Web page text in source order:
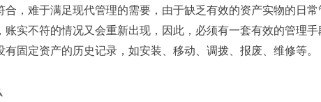
合，难于满足现代管理的需要，由于缺乏有效的资产实物的日
账实不符的情况又会重新出现，因此，必须有一套有效的管理
固定资产的历史记录，如安装、移动、调拨、报废、维修等。